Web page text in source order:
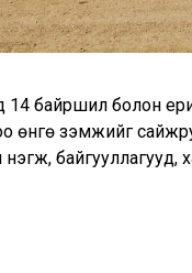
байршил болон
үзэмжийг
байгууллагууд,